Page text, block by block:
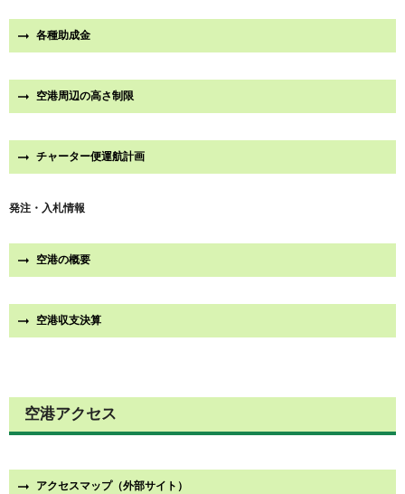
各種助成金
空港周辺の高さ制限
チャーター便運航計画
発注・入札情報
空港の概要
空港収支決算
空港アクセス
アクセスマップ（外部サイト）